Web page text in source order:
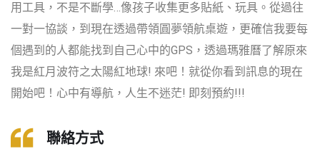
用工具，不是不斷學…像孩子收集更多貼紙、玩具。從過往
一對一協談，到現在透過帶領圓夢領航桌遊，更確信我要每
個遇到的人都能找到自己心中的GPS，透過瑪雅曆了解原來
我是紅月波符之太陽紅地球! 來吧！就從你看到訊息的現在
開始吧！心中有導航，人生不迷茫! 即刻預約!!!
聯絡方式